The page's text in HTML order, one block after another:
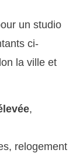
un studio
ci-
la ville et
,
relogement